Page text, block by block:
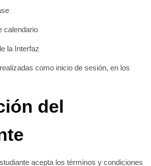
la Interfaz
como inicio de sesión, en los
del
acepta los términos y condiciones